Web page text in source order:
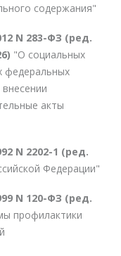
содержания"
N 283-ФЗ (ред.
"О социальных
федеральных
акты
N 2202-1 (ред.
Федерации"
N 120-ФЗ (ред.
профилактики